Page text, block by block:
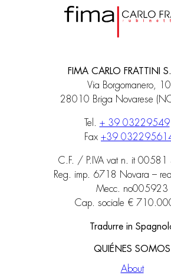
FIMA CARLO FRATTINI
Via Borgomanero,
28010 Briga Novarese
Tel. + 39 03229549
Fax +39
C.F. / P.IVA vat n. it 00581
Reg. imp. 6718 Novara –
Mecc. no005923
Cap. sociale €
Tradurre in
QUIÉNES SOMOS
About